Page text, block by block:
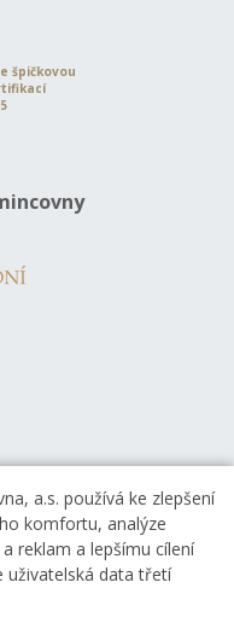
špičkovou
a.s. používá ke zlepšení
komfortu, analýze
reklam a lepšímu cílení
uživatelská data třetí